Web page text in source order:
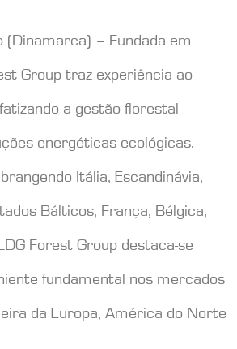
(Dinamarca) – Fundada em
Group traz experiência ao
a gestão florestal
energéticas ecológicas.
Itália, Escandinávia,
Bálticos, França, Bélgica,
Forest Group destaca-se
fundamental nos mercados
da Europa, América do Norte